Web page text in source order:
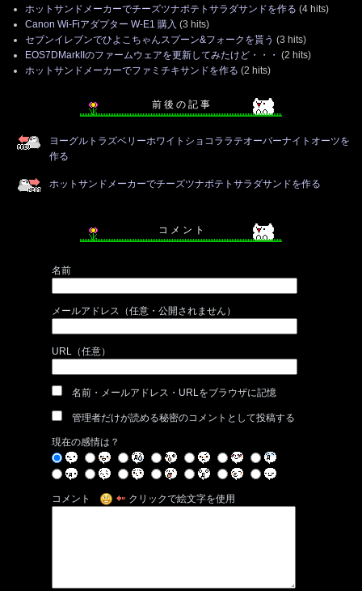
ホットサンドメーカーでチーズツナポテトサラダサンドを作る (4 hits)
Canon Wi-Fiアダプター W-E1 購入 (3 hits)
セブンイレブンでひよこちゃんスプーン&フォークを貰う (3 hits)
EOS7DMarkIIのファームウェアを更新してみたけど・・・ (2 hits)
ホットサンドメーカーでファミチキサンドを作る (2 hits)
前 後 の 記 事
ヨーグルトラズベリーホワイトショコララテオーバーナイトオーツを
作る
ホットサンドメーカーでチーズツナポテトサラダサンドを作る
コ メ ン ト
名前
メールアドレス（任意・公開されません）
URL（任意）
名前・メールアドレス・URLをブラウザに記憶
管理者だけが読める秘密のコメントとして投稿する
現在の感情は？
コメント クリックで絵文字を使用